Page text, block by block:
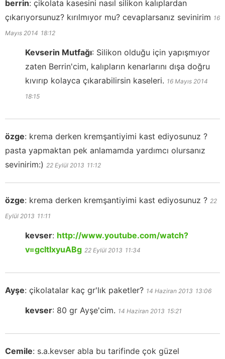
berrin: çikolata kasesini nasıl silikon kalıplardan
çıkarıyorsunuz? kırılmıyor mu? cevaplarsanız sevinirim 16
Mayıs 2014 18:12
Kevserin Mutfağı: Silikon olduğu için yapışmıyor
zaten Berrin'cim, kalıpların kenarlarını dışa doğru
kıvırıp kolayca çıkarabilirsin kaseleri. 16 Mayıs 2014
18:15
özge: krema derken kremşantiyimi kast ediyosunuz ?
pasta yapmaktan pek anlamamda yardımcı olursanız
sevinirim:) 22 Eylül 2013 11:12
özge: krema derken kremşantiyimi kast ediyosunuz ? 22
Eylül 2013 11:11
kevser: http://www.youtube.com/watch?
v=gcItIxyuABg 22 Eylül 2013 11:34
Ayşe: çikolatalar kaç gr'lık paketler? 14 Haziran 2013 13:06
kevser: 80 gr Ayşe'cim. 14 Haziran 2013 15:21
Cemile: s.a.kevser abla bu tarifinde çok güzel